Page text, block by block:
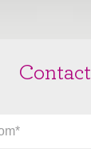
Contact